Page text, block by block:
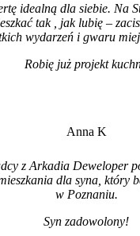
idealną dla siebie. Na
tak , jak lubię –
wydarzeń i gwaru
Robię już projekt
Anna K
z Arkadia Deweloper
dla syna, który
w Poznaniu.
Syn zadowolony!